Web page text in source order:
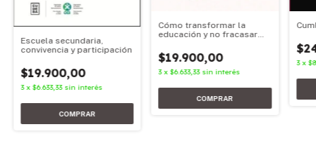
Escuela secundaria,
convivencia y participación
$19.900,00
3 x $6.633,33 sin interés
Cómo transformar la
educación y no fracasar
$19.900,00
3 x$6.633,33 sin interés
3 x